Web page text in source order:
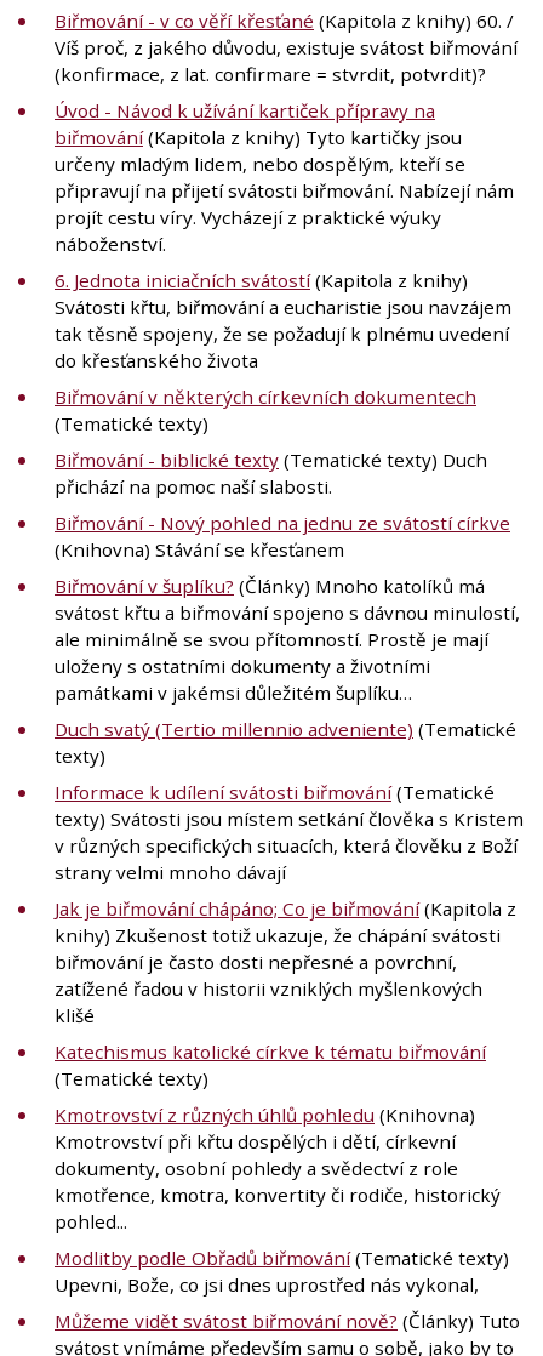
Biřmování - v co věří křesťané (Kapitola z knihy) 60. /
Víš proč, z jakého důvodu, existuje svátost biřmování
(konfirmace, z lat. confirmare = stvrdit, potvrdit)?
Úvod - Návod k užívání kartiček přípravy na
biřmování(Kapitola z knihy) Tyto kartičky jsou
určeny mladým lidem, nebo dospělým, kteří se
připravují na přijetí svátosti biřmování. Nabízejí nám
projít cestu víry. Vycházejí z praktické výuky
náboženství.
6. Jednota iniciačních svátostí(Kapitola z knihy)
Svátosti křtu, biřmování a eucharistie jsou navzájem
tak těsně spojeny, že se požadují k plnému uvedení
do křesťanského života
Biřmování v některých církevních dokumentech
(Tematické texty)
Biřmování - biblické texty (Tematické texty) Duch
přichází na pomoc naší slabosti.
Biřmování - Nový pohled na jednu ze svátostí církve
(Knihovna) Stávání se křesťanem
Biřmování v šuplíku? (Články) Mnoho katolíků má
svátost křtu a biřmování spojeno s dávnou minulostí,
ale minimálně se svou přítomností. Prostě je mají
uloženy s ostatními dokumenty a životními
památkami v jakémsi důležitém šuplíku…
Duch svatý (Tertio millennio adveniente) (Tematické
texty)
Informace k udílení svátosti biřmování(Tematické
texty) Svátosti jsou místem setkání člověka s Kristem
v různých specifických situacích, která člověku z Boží
strany velmi mnoho dávají
Jak je biřmování chápáno; Co je biřmování(Kapitola z
knihy) Zkušenost totiž ukazuje, že chápání svátosti
biřmování je často dosti nepřesné a povrchní,
zatížené řadou v historii vzniklých myšlenkových
klišé
Katechismus katolické církve k tématu biřmování
(Tematické texty)
Kmotrovství z různých úhlů pohledu (Knihovna)
Kmotrovství při křtu dospělých i dětí, církevní
dokumenty, osobní pohledy a svědectví z role
kmotřence, kmotra, konvertity či rodiče, historický
pohled...
Modlitby podle Obřadů biřmování(Tematické texty)
Upevni, Bože, co jsi dnes uprostřed nás vykonal,
Můžeme vidět svátost biřmování nově? (Články) Tuto
svátost vnímáme především samu o sobě, jako by to